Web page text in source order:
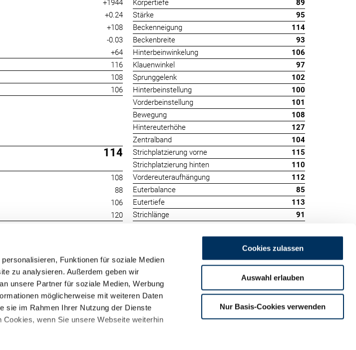
Funktionen für soziale Medien
zu analysieren. Außerdem geben wir
unsere Partner für soziale Medien, Werbung
möglicherweise mit weiteren Daten
sie im Rahmen Ihrer Nutzung der Dienste
wenn Sie unsere Webseite weiterhin
Cookies zulassen
Auswahl erlauben
Nur Basis-Cookies verwenden
+1944
+0.24
+108
-0.03
+64
116
108
106
114
108
88
106
120
Körpertiefe
89
Stärke
95
Beckenneigung
114
Beckenbreite
93
Hinterbeinwinkelung
106
Klauenwinkel
97
Sprunggelenk
102
Hinterbeinstellung
100
Vorderbeinstellung
101
Bewegung
108
Hintereuterhöhe
127
Zentralband
104
Strichplatzierung vorne
115
Strichplatzierung hinten
110
Vordereuteraufhängung
112
Euterbalance
85
Eutertiefe
113
Strichlänge
91
RUW-Regionalzentrum
Rheinland-Pfalz/Saarland